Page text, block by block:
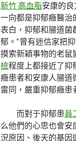
新竹 高血脂安康的
一向都是抑郁癥醫治
表白，抑郁和腸道菌
郁。“曾有迷信家把
摸索新穎事物的老鼠
檢程度上都接近了抑
癥患者和安康人腸道
雷同，嚴重抑郁癥患
而對于抑郁患員
么他們的心思也會安
況原因、後天的基因